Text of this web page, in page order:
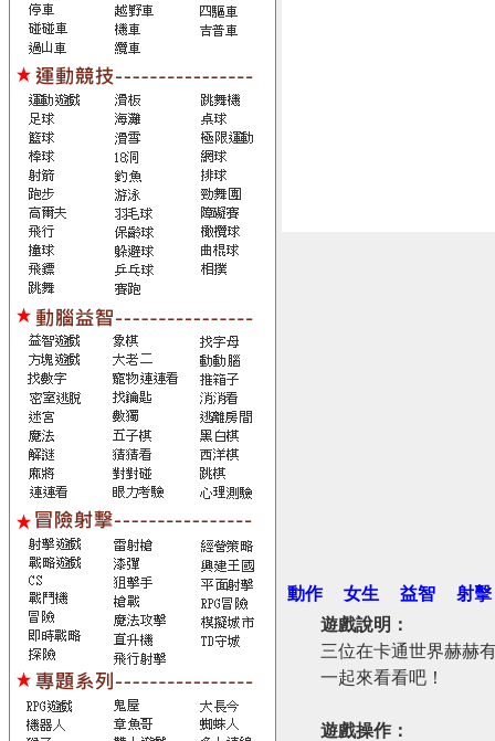
動作 女生 益智
射擊
遊戲說明：
三位在卡通世界赫赫
一起來看看吧！
遊戲操作：